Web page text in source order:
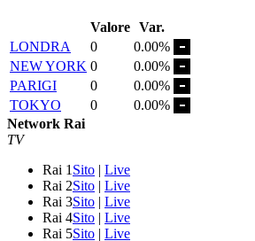
Valore Var.
LONDRA
0
0.00%
NEW YORK 0
0.00%
PARIGI
0
0.00%
TOKYO
0
0.00%
Network Rai
TV
Rai 1 Sito | Live
Rai 2Sito | Live
Rai 3Sito | Live
Rai 4Sito | Live
Rai 5Sito | Live